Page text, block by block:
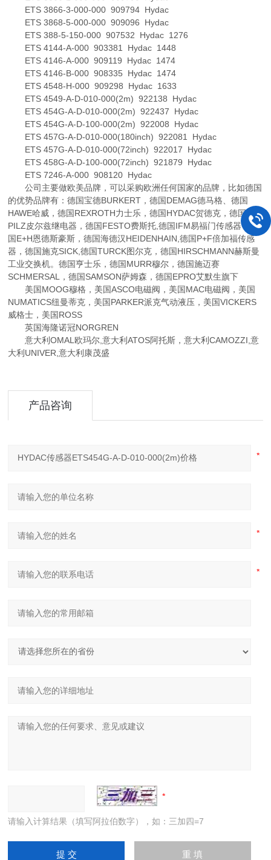
ETS 3866-3-000-000 909794 Hydac
ETS 3868-5-000-000 909096 Hydac
ETS 388-5-150-000 907532 Hydac 1276
ETS 4144-A-000 903381 Hydac 1448
ETS 4146-A-000 909119 Hydac 1474
ETS 4146-B-000 908335 Hydac 1474
ETS 4548-H-000 909298 Hydac 1633
ETS 4549-A-D-010-000(2m) 922138 Hydac
ETS 454G-A-D-010-000(2m) 922437 Hydac
ETS 454G-A-D-100-000(2m) 922008 Hydac
ETS 457G-A-D-010-000(180inch) 922081 Hydac
ETS 457G-A-D-010-000(72inch) 922017 Hydac
ETS 458G-A-D-100-000(72inch) 921879 Hydac
ETS 7246-A-000 908120 Hydac
公司主要做欧美品牌，可以采购欧洲任何国家的品牌，比如德国
的优势品牌有：德国宝德BURKERT，德国DEMAG德马格、德国
HAWE哈威，德国REXROTH力士乐，德国HYDAC贺德克，德国
PILZ皮尔兹继电器，德国FESTO费斯托,德国IFM易福门传感器，德
国E+H恩德斯豪斯，德国海德汉HEIDENHAIN,德国P+F倍加福传感
器，德国施克SICK,德国TURCK图尔克，德国HIRSCHMANN赫斯曼
工业交换机。德国亨士乐，德国MURR穆尔，德国施迈赛
SCHMERSAL，德国SAMSON萨姆森，德国EPRO艾默生旗下
美国MOOG穆格，美国ASCO电磁阀，美国MAC电磁阀，美国
NUMATICS纽曼蒂克，美国PARKER派克气动液压，美国VICKERS
威格士，美国ROSS
英国海隆诺冠NORGREN
意大利OMAL欧玛尔,意大利ATOS阿托斯，意大利CAMOZZI,意
大利UNIVER,意大利康茂盛
产品咨询
请输入计算结果（填写阿拉伯数字），如：三加四=7